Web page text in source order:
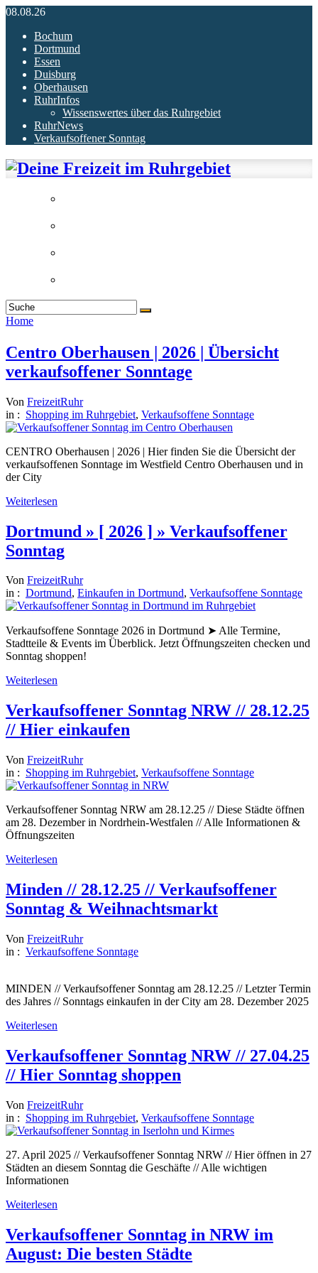
08.08.26
Bochum
Dortmund
Essen
Duisburg
Oberhausen
RuhrInfos
Wissenswertes über das Ruhrgebiet
RuhrNews
Verkaufsoffener Sonntag
Home
Centro Oberhausen | 2026 | Übersicht
verkaufsoffener Sonntage
Von FreizeitRuhr
in : Shopping im Ruhrgebiet, Verkaufsoffene Sonntage
CENTRO Oberhausen | 2026 | Hier finden Sie die Übersicht der
verkaufsoffenen Sonntage im Westfield Centro Oberhausen und in
der City
Weiterlesen
Dortmund » [ 2026 ] » Verkaufsoffener
Sonntag
Von FreizeitRuhr
in : Dortmund, Einkaufen in Dortmund, Verkaufsoffene Sonntage
Verkaufsoffene Sonntage 2026 in Dortmund ➤ Alle Termine,
Stadtteile & Events im Überblick. Jetzt Öffnungszeiten checken und
Sonntag shoppen!
Weiterlesen
Verkaufsoffener Sonntag NRW // 28.12.25
// Hier einkaufen
Von FreizeitRuhr
in : Shopping im Ruhrgebiet, Verkaufsoffene Sonntage
Verkaufsoffener Sonntag NRW am 28.12.25 // Diese Städte öffnen
am 28. Dezember in Nordrhein-Westfalen // Alle Informationen &
Öffnungszeiten
Weiterlesen
Minden // 28.12.25 // Verkaufsoffener
Sonntag & Weihnachtsmarkt
Von FreizeitRuhr
in : Verkaufsoffene Sonntage
MINDEN // Verkaufsoffener Sonntag am 28.12.25 // Letzter Termin
des Jahres // Sonntags einkaufen in der City am 28. Dezember 2025
Weiterlesen
Verkaufsoffener Sonntag NRW // 27.04.25
// Hier Sonntag shoppen
Von FreizeitRuhr
in : Shopping im Ruhrgebiet, Verkaufsoffene Sonntage
27. April 2025 // Verkaufsoffener Sonntag NRW // Hier öffnen in 27
Städten an diesem Sonntag die Geschäfte // Alle wichtigen
Informationen
Weiterlesen
Verkaufsoffener Sonntag in NRW im
August: Die besten Städte